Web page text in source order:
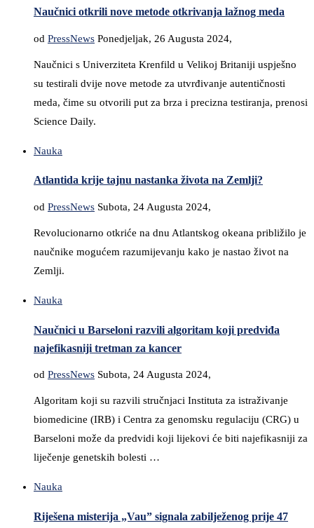
Naučnici otkrili nove metode otkrivanja lažnog meda
od PressNews Ponedjeljak, 26 Augusta 2024,
Naučnici s Univerziteta Krenfild u Velikoj Britaniji uspješno
su testirali dvije nove metode za utvrđivanje autentičnosti
meda, čime su otvorili put za brza i precizna testiranja, prenosi
Science Daily.
Nauka
Atlantida krije tajnu nastanka života na Zemlji?
od PressNews Subota, 24 Augusta 2024,
Revolucionarno otkriće na dnu Atlantskog okeana približilo je
naučnike mogućem razumijevanju kako je nastao život na
Zemlji.
Nauka
Naučnici u Barseloni razvili algoritam koji predviđa
najefikasniji tretman za kancer
od PressNews Subota, 24 Augusta 2024,
Algoritam koji su razvili stručnjaci Instituta za istraživanje
biomedicine (IRB) i Centra za genomsku regulaciju (CRG) u
Barseloni može da predvidi koji lijekovi će biti najefikasniji za
liječenje genetskih bolesti …
Nauka
Riješena misterija „Vau” signala zabilježenog prije 47